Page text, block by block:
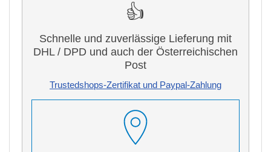
👍
Schnelle und zuverlässige Lieferung mit
DHL / DPD und auch der Österreichischen
Post
Trustedshops-Zertifikat und Paypal-Zahlung